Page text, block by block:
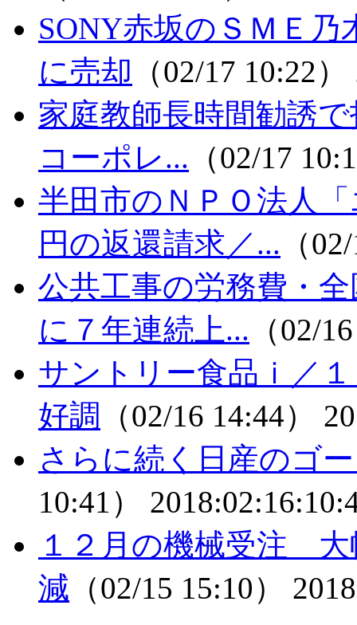
SONY赤坂のＳＭＥ
に売却 （02/17 10:22）
家庭教師長時間勧誘
コーポレ... （02/17
半田市のＮＰＯ法人
円の返還請求／... （
公共工事の労務費・
に７年連続上... （02/
サントリー食品ｉ／
好調
（02/16 14:44）
さらに続く日産のゴ
10:41）
１２月の機械受注
減 （02/15 15:10）